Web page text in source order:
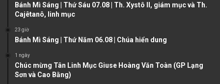
a
e
Bánh Mì Sáng | Thứ Sáu 07.08 | Th. Xystô II, giám mục và Th.
Cajêtanô, linh mục
23 giờ
Bánh Mì Sáng | Thứ Năm 06.08 | Chúa hiển dung
1 ngày
Chúc mừng Tân Linh Mục Giuse Hoàng Văn Toàn (GP Lạng
Sơn và Cao Bằng)